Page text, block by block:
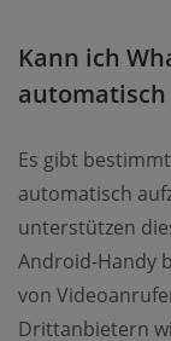
Kann ich
Es gibt
automatisch
unterstützen
Android-Handy
von
Drittanbietern